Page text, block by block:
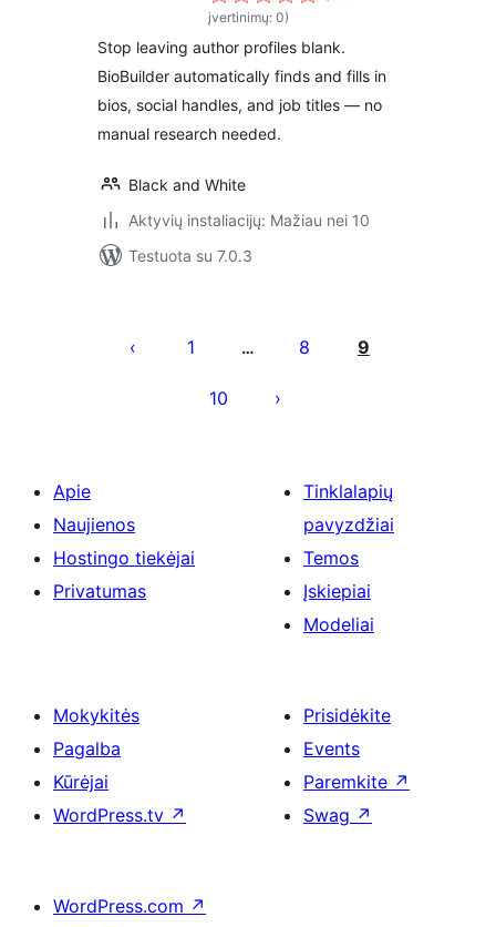
įvertinimų: 0)
Stop leaving author profiles blank.
BioBuilder automatically finds and fills in
bios, social handles, and job titles — no
manual research needed.
Black and White
Aktyvių instaliacijų: Mažiau nei 10
Testuota su 7.0.3
puslapiavimas
1 … 8 9
10
Apie
Naujienos
Hostingo tiekėjai
Privatumas
Tinklalapių
pavyzdžiai
Temos
Įskiepiai
Modeliai
Mokykitės
Pagalba
Kūrėjai
WordPress.tv ↗
Prisidėkite
Events
Paremkite ↗
Swag ↗
WordPress.com ↗